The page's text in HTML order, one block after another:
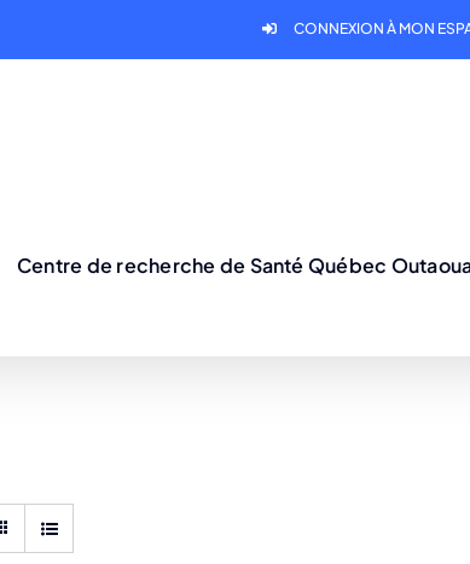
CONNEXION À MON
Centre de recherche de Santé Québec